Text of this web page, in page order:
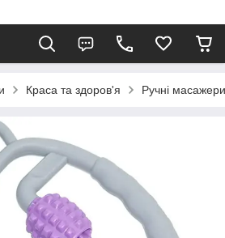
Краса та здоров'я Ручні масажери